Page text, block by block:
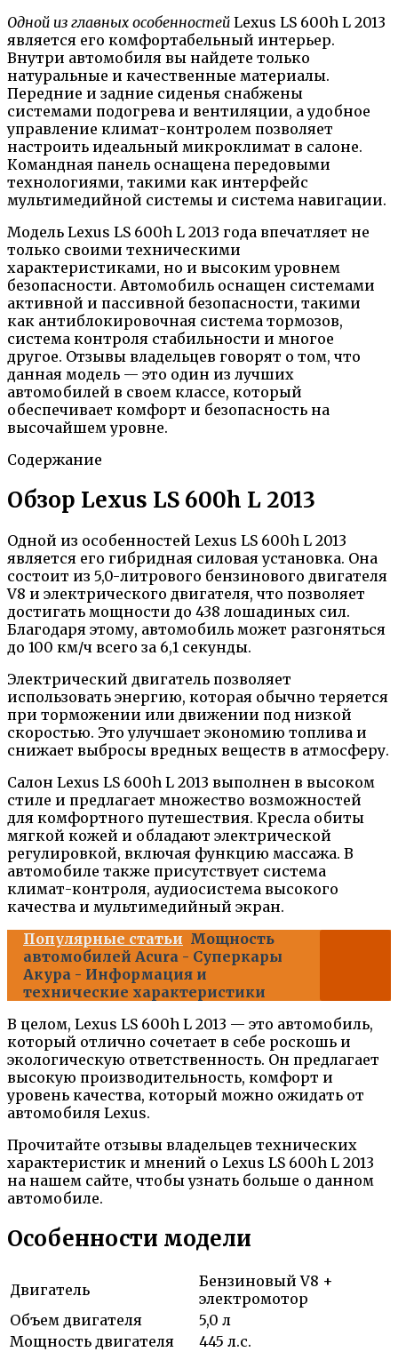
Одной из главных особенностей Lexus LS 600h L 2013
является его комфортабельный интерьер.
Внутри автомобиля вы найдете только
натуральные и качественные материалы.
Передние и задние сиденья снабжены
системами подогрева и вентиляции, а удобное
управление климат-контролем позволяет
настроить идеальный микроклимат в салоне.
Командная панель оснащена передовыми
технологиями, такими как интерфейс
мультимедийной системы и система навигации.
Модель Lexus LS 600h L 2013 года впечатляет не
только своими техническими
характеристиками, но и высоким уровнем
безопасности. Автомобиль оснащен системами
активной и пассивной безопасности, такими
как антиблокировочная система тормозов,
система контроля стабильности и многое
другое. Отзывы владельцев говорят о том, что
данная модель — это один из лучших
автомобилей в своем классе, который
обеспечивает комфорт и безопасность на
высочайшем уровне.
Содержание
Обзор Lexus LS 600h L 2013
Одной из особенностей Lexus LS 600h L 2013
является его гибридная силовая установка. Она
состоит из 5,0-литрового бензинового двигателя
V8 и электрического двигателя, что позволяет
достигать мощности до 438 лошадиных сил.
Благодаря этому, автомобиль может разгоняться
до 100 км/ч всего за 6,1 секунды.
Электрический двигатель позволяет
использовать энергию, которая обычно теряется
при торможении или движении под низкой
скоростью. Это улучшает экономию топлива и
снижает выбросы вредных веществ в атмосферу.
Салон Lexus LS 600h L 2013 выполнен в высоком
стиле и предлагает множество возможностей
для комфортного путешествия. Кресла обиты
мягкой кожей и обладают электрической
регулировкой, включая функцию массажа. В
автомобиле также присутствует система
климат-контроля, аудиосистема высокого
качества и мультимедийный экран.
Популярные статьи Мощность
автомобилей Acura - Суперкары
Акура - Информация и
технические характеристики
В целом, Lexus LS 600h L 2013 — это автомобиль,
который отлично сочетает в себе роскошь и
экологическую ответственность. Он предлагает
высокую производительность, комфорт и
уровень качества, который можно ожидать от
автомобиля Lexus.
Прочитайте отзывы владельцев технических
характеристик и мнений о Lexus LS 600h L 2013
на нашем сайте, чтобы узнать больше о данном
автомобиле.
Особенности модели
Двигатель
Бензиновый V8 +
электромотор
Объем двигателя
5,0 л
Мощность двигателя
445 л.с.